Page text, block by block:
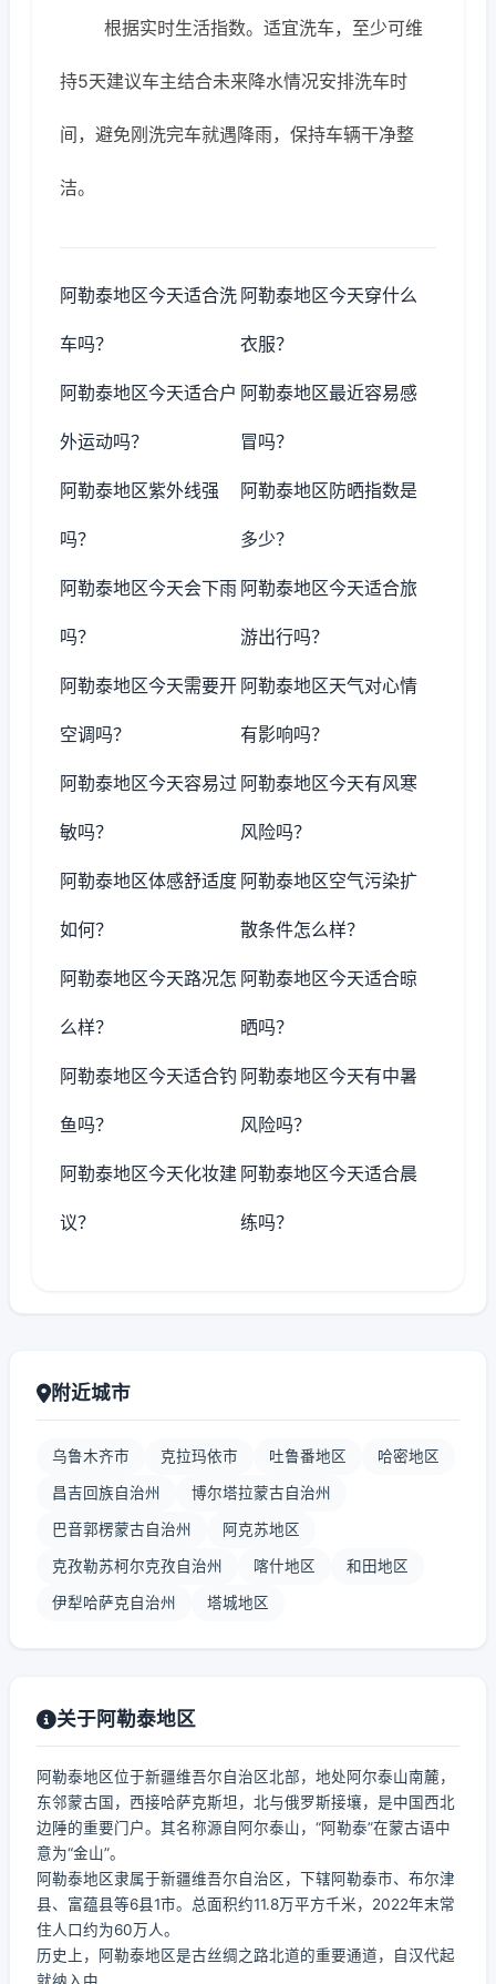
根据实时生活指数。适宜洗车，至少可维
持5天建议车主结合未来降水情况安排洗车时
间，避免刚洗完车就遇降雨，保持车辆干净整
洁。
阿勒泰地区今天适合洗
车吗？
阿勒泰地区今天穿什么
衣服？
阿勒泰地区今天适合户
外运动吗？
阿勒泰地区最近容易感
冒吗？
阿勒泰地区紫外线强
吗？
阿勒泰地区防晒指数是
多少？
阿勒泰地区今天会下雨
吗？
阿勒泰地区今天适合旅
游出行吗？
阿勒泰地区今天需要开
空调吗？
阿勒泰地区天气对心情
有影响吗？
阿勒泰地区今天容易过
敏吗？
阿勒泰地区今天有风寒
风险吗？
阿勒泰地区体感舒适度
如何？
阿勒泰地区空气污染扩
散条件怎么样？
阿勒泰地区今天路况怎
么样？
阿勒泰地区今天适合晾
晒吗？
阿勒泰地区今天适合钓
鱼吗？
阿勒泰地区今天有中暑
风险吗？
阿勒泰地区今天化妆建
议？
阿勒泰地区今天适合晨
练吗？
附近城市
乌鲁木齐市 克拉玛依市 吐鲁番地区 哈密地区
昌吉回族自治州 博尔塔拉蒙古自治州
巴音郭楞蒙古自治州 阿克苏地区
克孜勒苏柯尔克孜自治州 喀什地区 和田地区
伊犁哈萨克自治州 塔城地区
关于阿勒泰地区
阿勒泰地区位于新疆维吾尔自治区北部，地处阿尔泰山南麓，
东邻蒙古国，西接哈萨克斯坦，北与俄罗斯接壤，是中国西北
边陲的重要门户。其名称源自阿尔泰山，“阿勒泰”在蒙古语中
意为“金山”。
阿勒泰地区隶属于新疆维吾尔自治区，下辖阿勒泰市、布尔津
县、富蕴县等6县1市。总面积约11.8万平方千米，2022年末常
住人口约为60万人。
历史上，阿勒泰地区是古丝绸之路北道的重要通道，自汉代起